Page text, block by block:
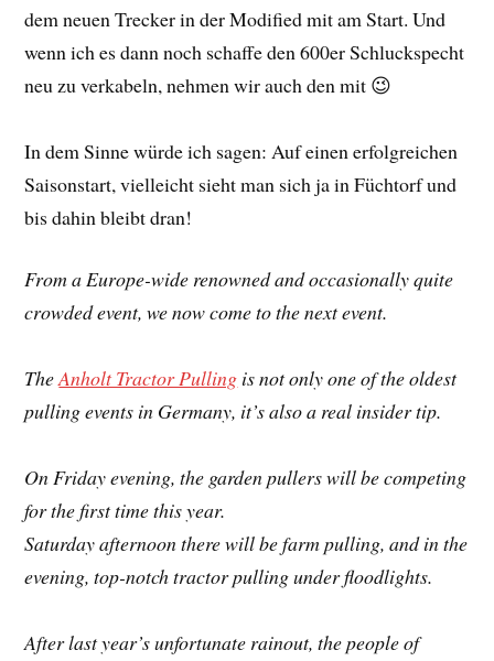
dem neuen Trecker in der Modified mit am Start. Und
wenn ich es dann noch schaffe den 600er Schluckspecht
neu zu verkabeln, nehmen wir auch den mit 😉
In dem Sinne würde ich sagen: Auf einen erfolgreichen
Saisonstart, vielleicht sieht man sich ja in Füchtorf und
bis dahin bleibt dran!
From a Europe-wide renowned and occasionally quite
crowded event, we now come to the next event.
TheAnholt Tractor Pulling is not only one of the oldest
pulling events in Germany, it’s also a real insider tip.
On Friday evening, the garden pullers will be competing
for the first time this year.
Saturday afternoon there will be farm pulling, and in the
evening, top-notch tractor pulling under floodlights.
After last year’s unfortunate rainout, the people of